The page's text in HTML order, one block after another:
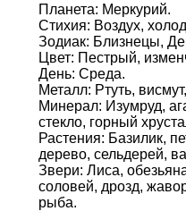
Планета: Меркурий.
Стихия: Воздух,
Зодиак: Близнецы,
Цвет: Пестрый,
День: Среда.
Металл: Ртуть,
Минерал: Изумруд,
стекло, горный
Растения: Базилик,
дерево, сельдерей,
Звери: Лиса,
соловей, дрозд,
рыба.